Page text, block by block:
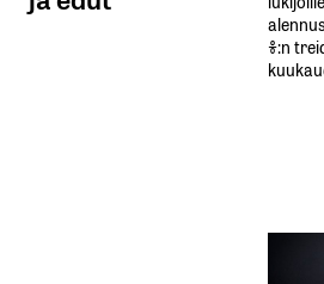
%:n